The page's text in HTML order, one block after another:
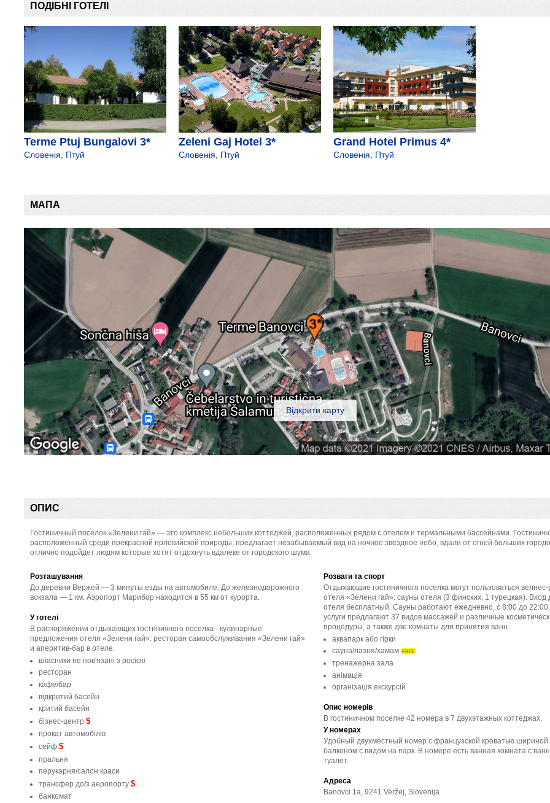
ПОДІБНІ ГОТЕЛІ
Terme Ptuj Bungalovi 3*
Словенія Птуй
Zeleni Gaj Hotel 3*
Словенія Птуй
Grand Hotel Primus 4*
Словенія Птуй
МАПА
Відкрити карту
ОПИС
Гостиничный поселок «Зелени гай» — это комплекс небольших коттеджей, расположенных рядом с отелем и термальными бассейнами.
расположенный среди прекрасной прлекийской природы, предлагает незабываемый вид на ночное звездное небо, вдали от огней больших
отлично подойдет людям которые хотят отдохнуть вдалеке от городского шума.
Розташування
До деревни Вержей — 3 минуты езды на автомобиле. До железнодорожного
вокзала — 1 км. Аэропорт Марибор находится в 55 км от курорта.
У готелі
В распоряжении отдыхающих гостиничного поселка - кулинарные
предложения отеля «Зелени гай»: ресторан самообслуживания «Зелени гай»
и аперитив-бар в отеле.
власники не пов'язані з росією
ресторан
кафе/бар
відкритий басейн
критий басейн
бізнес-центр $
прокат автомобілів
сейф $
пральня
перукарня/салон краси
трансфер до/з аеропорту $
банкомат
Розваги та спорт
Отдыхающие гостиничного поселка могут пользоваться велнес-
отеля «Зелени гай»: сауны отеля (3 финских, 1 турецкая). Вход
отеля бесплатный. Сауны работают ежедневно, с 8:00 до
услуги предлагают 37 видов массажей и различные
процедуры, а также две комнаты для принятия ванн.
аквапарк або гірки
сауна/лазня/хамам FREE
тренажерна зала
анімація
організація екскурсій
Опис номерів
В гостиничном поселке 42 номера в 7 двухэтажных коттеджах.
У номерах
Удобный двухместный номер с французской кроватью шириной
балконом с видом на парк. В номере есть ванная комната с
туалет.
Адреса
Banovci 1a, 9241 Veržej, Slovenija